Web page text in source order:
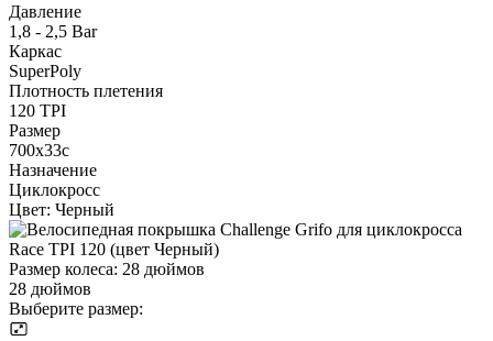
Давление
1,8 - 2,5 Bar
Каркас
SuperPoly
Плотность плетения
120 TPI
Размер
700х33с
Назначение
Циклокросс
Цвет: Черный
Размер колеса: 28 дюймов
28 дюймов
Выберите размер: